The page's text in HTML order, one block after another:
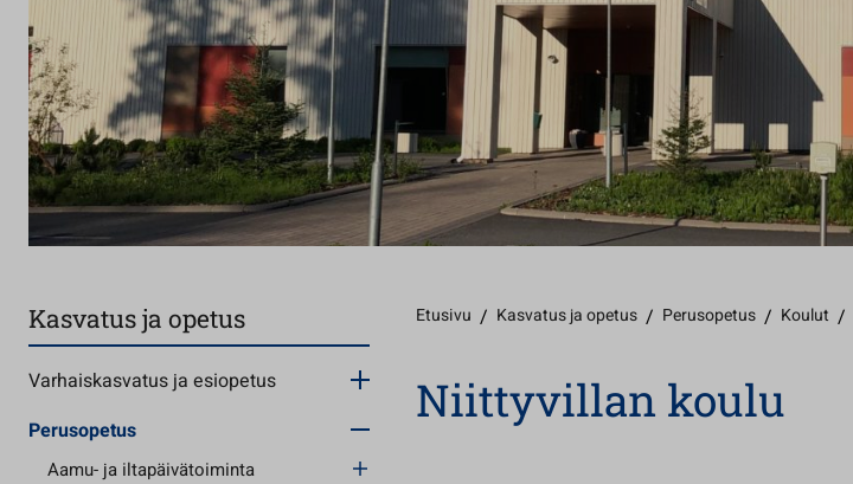
Kasvatus ja opetus
Varhaiskasvatus ja esiopetus
Perusopetus
Aamu- ja iltapäivätoiminta
Etusivu / Kasvatus ja opetus / Perusopetus / Koulut /
Niittyvillan koulu